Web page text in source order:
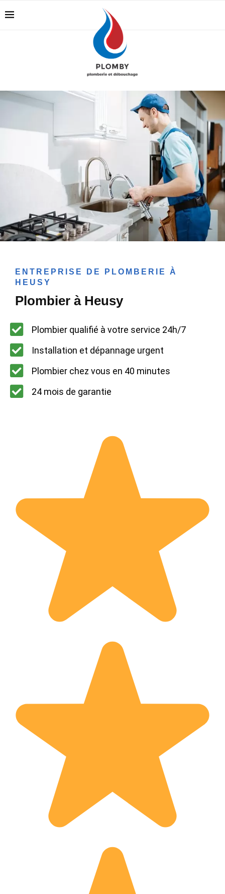
ENTREPRISE DE PLOMBERIE À
HEUSY
Plombier à Heusy
Plombier qualifié à votre service 24h/7
Installation et dépannage urgent
Plombier chez vous en 40 minutes
24 mois de garantie